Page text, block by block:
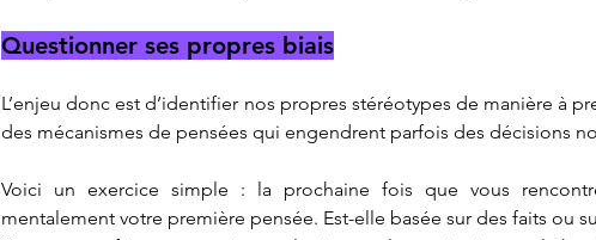
Questionner ses propres biais
L’enjeu donc est d’identifier nos propres stéréotypes de manière à
des mécanismes de pensées qui engendrent parfois des décisions
Voici un exercice simple : la prochaine fois que vous
mentalement votre première pensée. Est-elle basée sur des faits ou